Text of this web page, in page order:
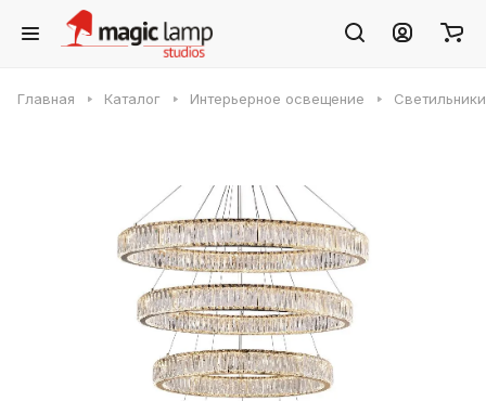
Главная Каталог Интерьерное освещение Светильники